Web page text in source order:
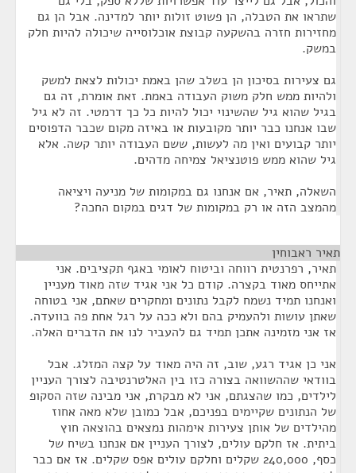
שתראו את הטבלה, הן פשוט זולות יותר למדינה. אבל הן גם
מחזירות חזרה בהשקעה קבוצת אוכלוסייה שיכולה להיות חלק
במשק.
גם צעירות בסיכון הן בשלב שהן באמת יכולות לצאת למשק
ולהיות ממש חלק משוק העבודה באמת. זאת אומרת, זה גם
בגיל שהוא גיל שהשינוי יכול להיות כל כך דרמטי. זה לא גיל
שבו אנחנו כבר יותר מקובעות או באיזה מקום שכבר הדפוסים
יותר קבועים ואין מה לעשות, ששם העבודה יותר קשה. אלא
גיל שהוא ממש פוטנציאל צמיחה מדהים.
השאלה, תאיר, אם אנחנו גם במקומות של מניעה ויציאה
מהמצב הזה או רק במקומות של דגים במקום החכה?
תאיר ראבוחין
תאיר, רפרנטית רווחה וביטוח לאומי באגף תקציבים. אני
אתייחס מאוד בקצרה. קודם כל אני אגיד שזה מאוד מעניין
ואנחנו תמיד נשמח לקבל נתונים ומחקרים שאתם, אני בטוחה
שאתן עושות ולהעמיק בהם ולא ככה על רגל אחת פה בוועדה.
אז אני מזמינה אתכן תמיד גם להעביר לנו את הדברים האלה.
אני כן אגיד רגע, שוב, זה היה מאוד על קצה המזלג. אבל
בוודאי שההשוואה בצורה כזו בין האלטרנטיבה לצורך העניין
לילדים, כמו שהצגתם, אני לא מבקרת, אני מבינה שזה הסקופ
של הנתונים שקיימים בפניכם, אבל כמובן שלא מאה אחוז
מהילדים של אותן צעירות אימהות נמצאים בהוצאה חוץ
ביתית. אז חלקם עולים, לצורך העניין אם אנחנו בשיח של
כסף, 240,000 שקלים וחלקם עולים אפס שקלים. אז אם כבר